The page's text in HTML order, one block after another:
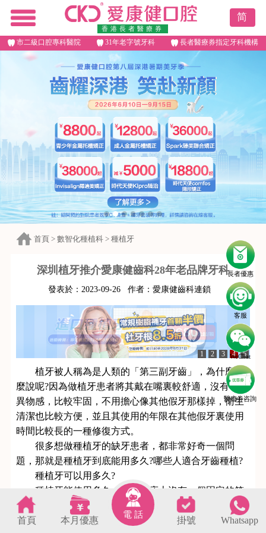
香港長者醫療券
简
市二級口腔專科醫院 31年老字號牙科 長者醫療券指定牙科機構
長者優惠
客服
WeChat
醫療劵咨詢
首頁 > 數智化種植科 > 種植牙
深圳植牙推介愛康健齒科28年老品牌牙科
發表於： 2023-09-26 作者： 愛康健齒科連鎖
1 2 3 4 5
植牙被人稱為是人類的「第三副牙齒」，為什麼這
麼說呢?因為做植牙患者將其戴在嘴裏較舒適，沒有明顯
異物感，比較牢固，不用擔心像其他假牙那樣掉，衛生
清潔也比較方便，並且其使用的年限在其他假牙裏使用
時間比較長的一種修復方式。
很多想做種植牙的缺牙患者，都非常好奇一個問
題，那就是種植牙到底能用多久?哪些人適合牙齒種植?
種植牙可以用多久?
種植牙能使用多久，目前臨床上沒有一個固定的答
案。一般情況下，植牙可以使用10年以上，有的甚至可
以使用20-30年都有，如果維護和保養的好，平時註重口
首頁 本月優惠
電 話
掛號 Whatsapp